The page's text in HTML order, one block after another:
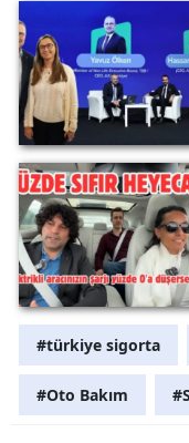
#türkiye sigorta
#Oto Bakım